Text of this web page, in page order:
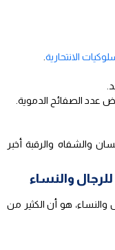
الانتحارية
عدد الصفائح الدموية.
والشفاه والرقبة أخبر
والنساء
والنساء، هو أن الكثير من